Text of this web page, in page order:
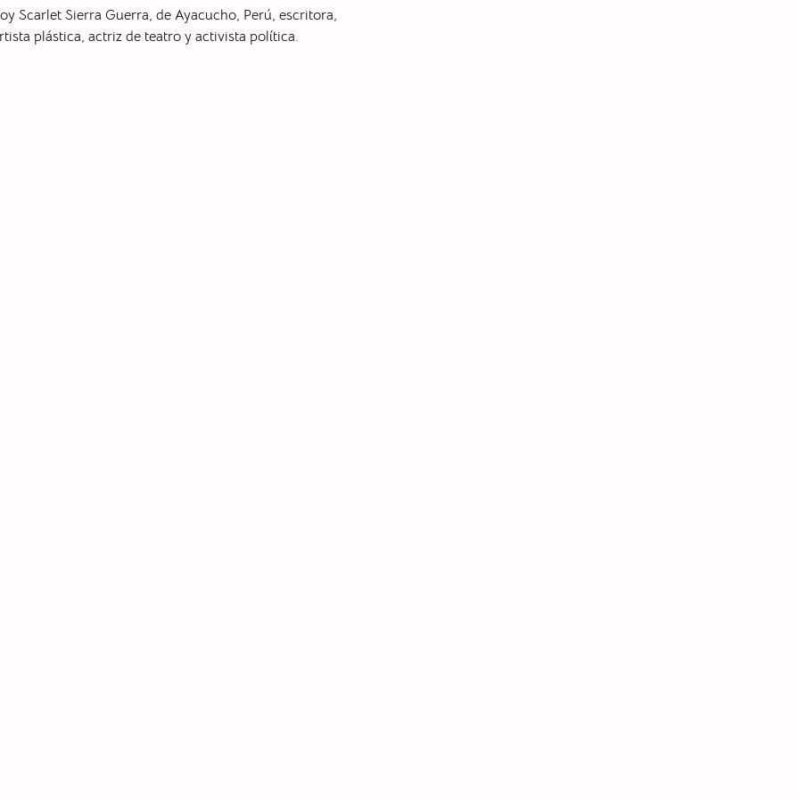
Scarlet Sierra Guerra, de Ayacucho, Perú, escritora,
plástica, actriz de teatro y activista política.